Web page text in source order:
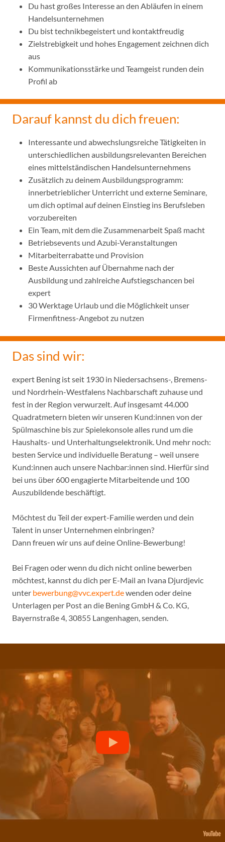
Du hast großes Interesse an den Abläufen in einem
Handelsunternehmen
Du bist technikbegeistert und kontaktfreudig
Zielstrebigkeit und hohes Engagement zeichnen dich
aus
Kommunikationsstärke und Teamgeist runden dein
Profil ab
Darauf kannst du dich freuen:
Interessante und abwechslungsreiche Tätigkeiten in
unterschiedlichen ausbildungsrelevanten Bereichen
eines mittelständischen Handelsunternehmens
Zusätzlich zu deinem Ausbildungsprogramm:
innerbetrieblicher Unterricht und externe Seminare,
um dich optimal auf deinen Einstieg ins Berufsleben
vorzubereiten
Ein Team, mit dem die Zusammenarbeit Spaß macht
Betriebsevents und Azubi-Veranstaltungen
Mitarbeiterrabatte und Provision
Beste Aussichten auf Übernahme nach der
Ausbildung und zahlreiche Aufstiegschancen bei
expert
30 Werktage Urlaub und die Möglichkeit unser
Firmenfitness-Angebot zu nutzen
Das sind wir:
expert Bening ist seit 1930 in Niedersachsens-, Bremens-
und Nordrhein-Westfalens Nachbarschaft zuhause und
fest in der Region verwurzelt. Auf insgesamt 44.000
Quadratmetern bieten wir unseren Kund:innen von der
Spülmaschine bis zur Spielekonsole alles rund um die
Haushalts- und Unterhaltungselektronik. Und mehr noch:
besten Service und individuelle Beratung – weil unsere
Kund:innen auch unsere Nachbar:innen sind. Hierfür sind
bei uns über 600 engagierte Mitarbeitende und 100
Auszubildende beschäftigt.
Möchtest du Teil der expert-Familie werden und dein
Talent in unser Unternehmen einbringen?
Dann freuen wir uns auf deine Online-Bewerbung!
Bei Fragen oder wenn du dich nicht online bewerben
möchtest, kannst du dich per E-Mail an Ivana Djurdjevic
unter bewerbung@vvc.expert.dewenden oder deine
Unterlagen per Post an die Bening GmbH & Co. KG,
Bayernstraße 4, 30855 Langenhagen, senden.